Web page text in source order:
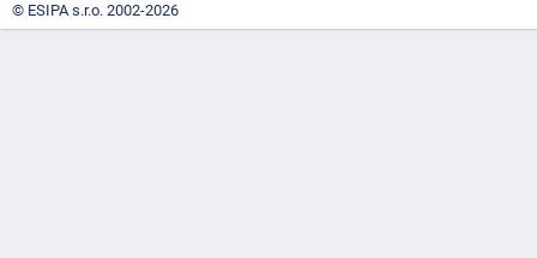
© ESIPA s.r.o. 2002-2026